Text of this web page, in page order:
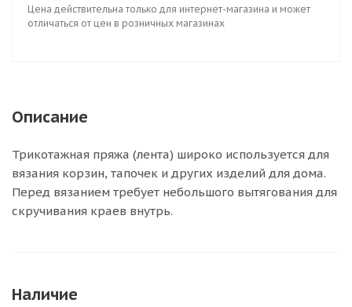
Цена действительна только для интернет-магазина и может
отличаться от цен в розничных магазинах
Описание
Трикотажная пряжа (лента) широко используется для
вязания корзин, тапочек и других изделий для дома.
Перед вязанием требует небольшого вытягования для
скручивания краев внутрь.
Наличие